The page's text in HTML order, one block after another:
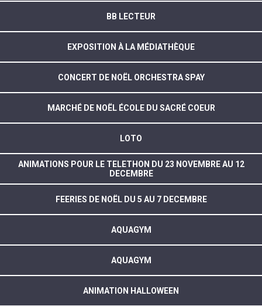
BB LECTEUR
EXPOSITION À LA MÉDIATHÈQUE
CONCERT DE NOËL ORCHESTRA SPAY
MARCHÉ DE NOËL ÉCOLE DU SACRÉ COEUR
LOTO
ANIMATIONS POUR LE TELETHON DU 23 NOVEMBRE AU 12
DECEMBRE
FEERIES DE NOËL DU 5 AU 7 DECEMBRE
AQUAGYM
AQUAGYM
ANIMATION HALLOWEEN